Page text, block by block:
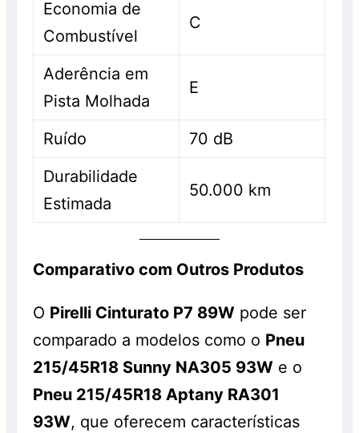
Economia de
Combustível
C
Aderência em
Pista Molhada
E
Ruído
70 dB
Durabilidade
Estimada
50.000 km
Comparativo com Outros Produtos
O Pirelli Cinturato P7 89W pode ser
comparado a modelos como o Pneu
215/45R18 Sunny NA305 93W e o
Pneu 215/45R18 Aptany RA301
93W, que oferecem características